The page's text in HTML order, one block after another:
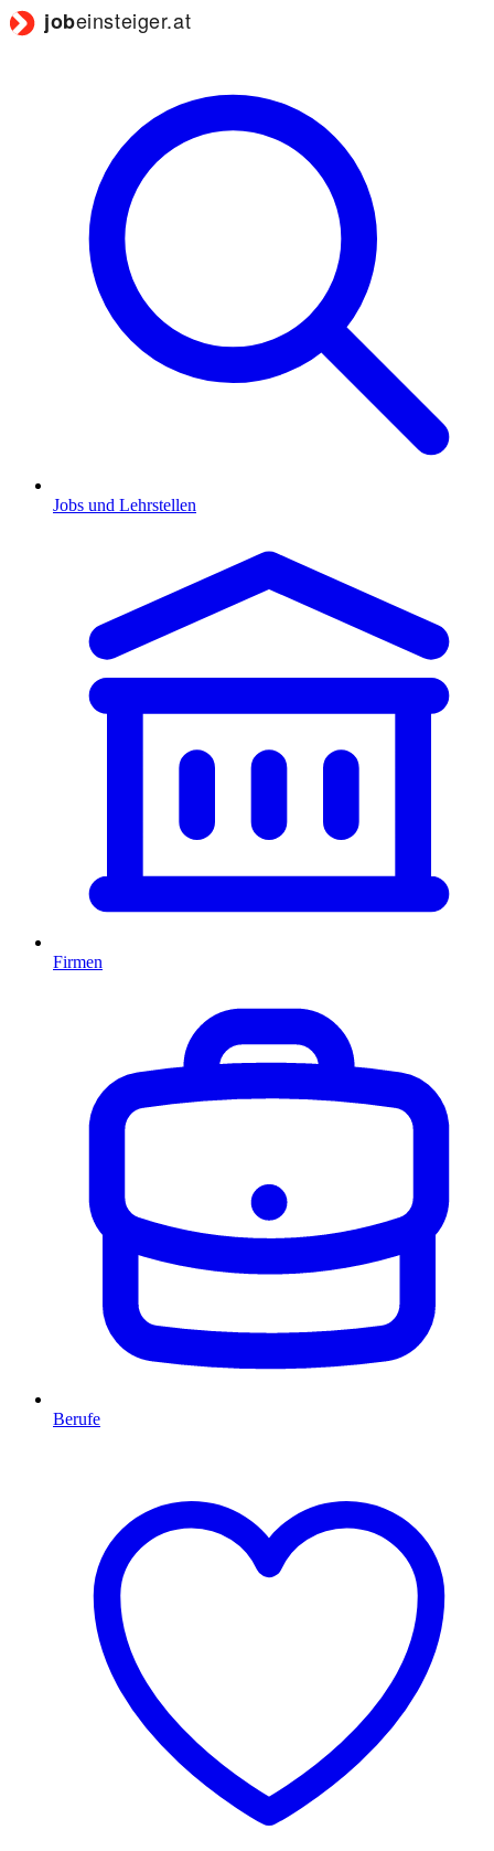
Jobs und Lehrstellen
Firmen
Berufe